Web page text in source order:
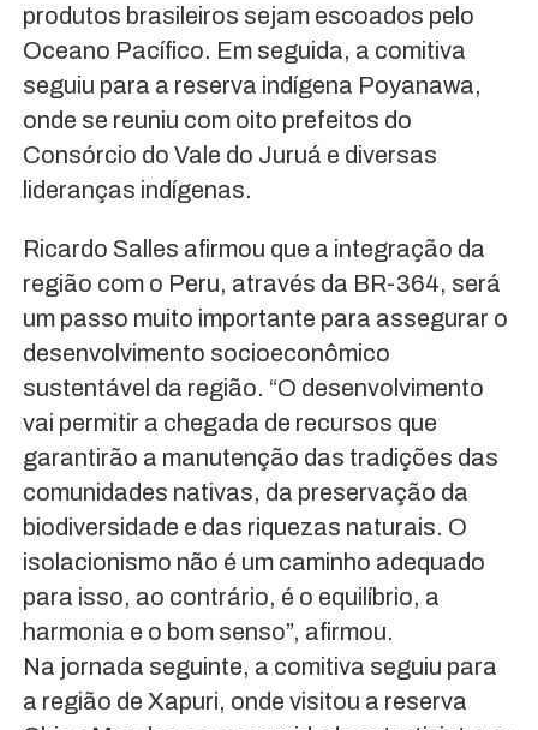
produtos brasileiros sejam escoados pelo
Oceano Pacífico. Em seguida, a comitiva
seguiu para a reserva indígena Poyanawa,
onde se reuniu com oito prefeitos do
Consórcio do Vale do Juruá e diversas
lideranças indígenas.
Ricardo Salles afirmou que a integração da
região com o Peru, através da BR-364, será
um passo muito importante para assegurar o
desenvolvimento socioeconômico
sustentável da região. “O desenvolvimento
vai permitir a chegada de recursos que
garantirão a manutenção das tradições das
comunidades nativas, da preservação da
biodiversidade e das riquezas naturais. O
isolacionismo não é um caminho adequado
para isso, ao contrário, é o equilíbrio, a
harmonia e o bom senso”, afirmou.
Na jornada seguinte, a comitiva seguiu para
a região de Xapuri, onde visitou a reserva